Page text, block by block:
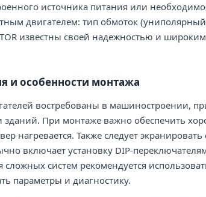
источника питания или
двигателем: тип обмоток
известны своей надежностью и
и особенности монтажа
востребованы в машиностроении,
зданий. При монтаже важно обеспечить
нагревается. Также следует
включает установку DIP-
сложных систем рекомендуется
параметры и диагностику.